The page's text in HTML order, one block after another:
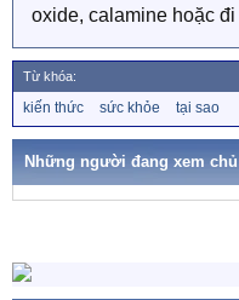
oxide, calamine hoặc
Từ khóa:
ừ
k
kiến thức sức khỏe tại sao
Những người đang xem